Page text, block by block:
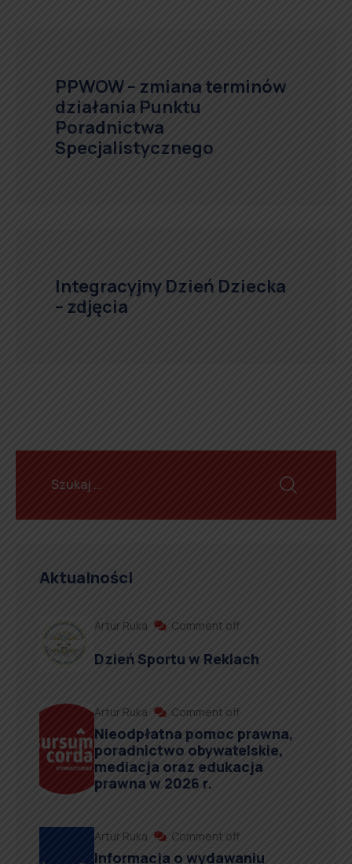
PPWOW – zmiana terminów
działania Punktu
Poradnictwa
Specjalistycznego
Integracyjny Dzień Dziecka
– zdjęcia
Aktualności
Artur Ruka Comment off
Dzień Sportu w Reklach
Artur Ruka Comment off
Nieodpłatna pomoc prawna,
poradnictwo obywatelskie,
mediacja oraz edukacja
prawna w 2026 r.
Artur Ruka Comment off
Informacja o wydawaniu